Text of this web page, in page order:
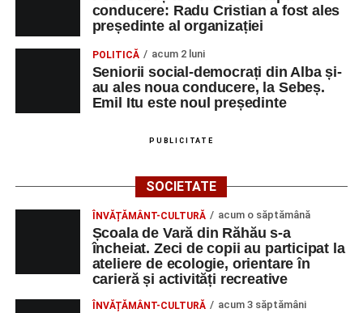
conducere: Radu Cristian a fost ales
președinte al organizației
POLITICĂ acum 2 luni
Seniorii social-democrați din Alba și-
au ales noua conducere, la Sebeș.
Emil Itu este noul președinte
PUBLICITATE
SOCIETATE
ÎNVĂȚĂMÂNT-CULTURĂ acum o săptămână
Școala de Vară din Răhău s-a
încheiat. Zeci de copii au participat la
ateliere de ecologie, orientare în
carieră și activități recreative
ÎNVĂȚĂMÂNT-CULTURĂ acum 3 săptămâni